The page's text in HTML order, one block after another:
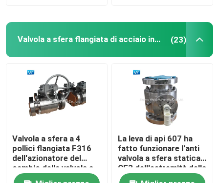
Valvola a sfera flangiata di acciaio inossidabile (23)
Valvola a sfera a 4
pollici flangiata F316
dell'azionatore del
cambio della valvola a
sfera di acciaio
La leva di api 607 ha
fatto funzionare l'anti
valvola a sfera statica
CF3 dell'estremità della
flangia della valvola a